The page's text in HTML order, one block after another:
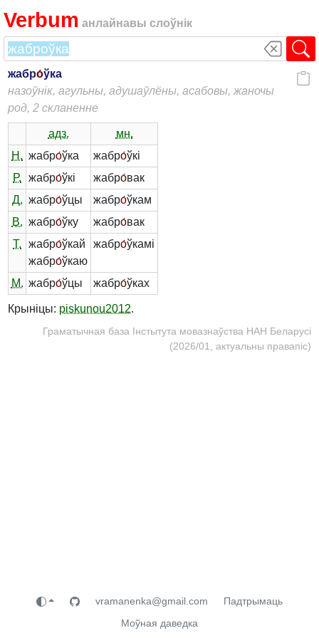
Verbum анлайнавы слоўнік
жабро́ўка
назоўнік, агульны, адушаўлёны, асабовы, жаночы
род, 2 скланенне
адз.
мн.
Н. жабро́ўка жабро́ўкі
Р.
жабро́ўкі жабро́вак
Д. жабро́ўцы жабро́ўкам
В. жабро́ўку жабро́вак
Т.
жабро́ўкай
жабро́ўкаю
жабро́ўкамі
М. жабро́ўцы жабро́ўках
Крыніцы: piskunou2012.
Граматычная база Інстытута мовазнаўства НАН Беларусі
(2026/01, актуальны правапіс)
vramanenka@gmail.com
Падтрымаць
Моўная даведка